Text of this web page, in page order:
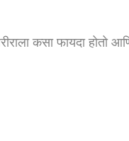
कसा फायदा होतो